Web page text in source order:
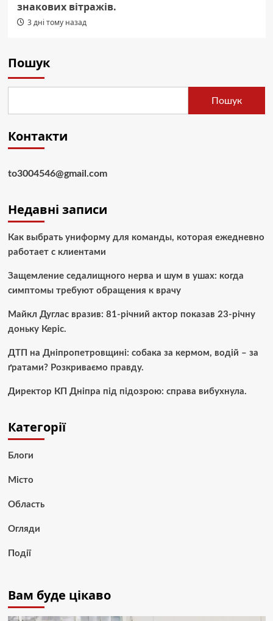
знакових вітражів.
3 дні тому назад
Пошук
Пошук
Контакти
to3004546@gmail.com
Недавні записи
Как выбрать униформу для команды, которая ежедневно
работает с клиентами
Защемление седалищного нерва и шум в ушах: когда
симптомы требуют обращения к врачу
Майкл Дуглас вразив: 81-річний актор показав 23-річну
доньку Керіс.
ДТП на Дніпропетровщині: собака за кермом, водій – за
ґратами? Розкриваємо правду.
Директор КП Дніпра під підозрою: справа вибухнула.
Категорії
Блоги
Місто
Область
Огляди
Події
Вам буде цікаво